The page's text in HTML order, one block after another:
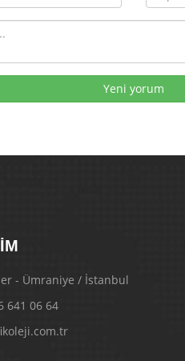
- Ümraniye / İstanbul
641 06 64